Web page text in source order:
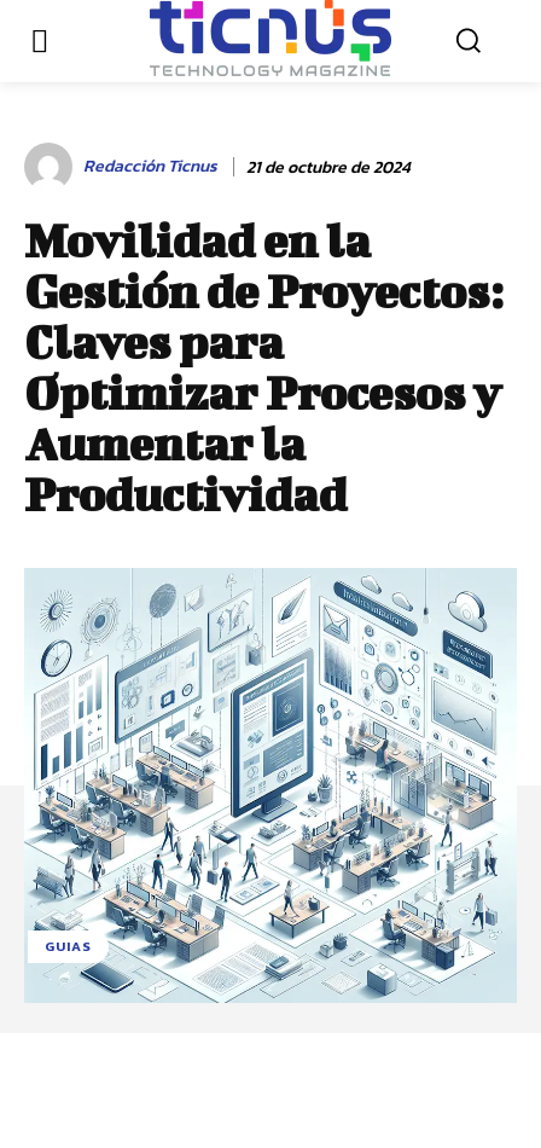
Redacción Ticnus 21 de octubre de 2024
Movilidad en la
Gestión de Proyectos:
Claves para
Optimizar Procesos y
Aumentar la
Productividad
GUIAS